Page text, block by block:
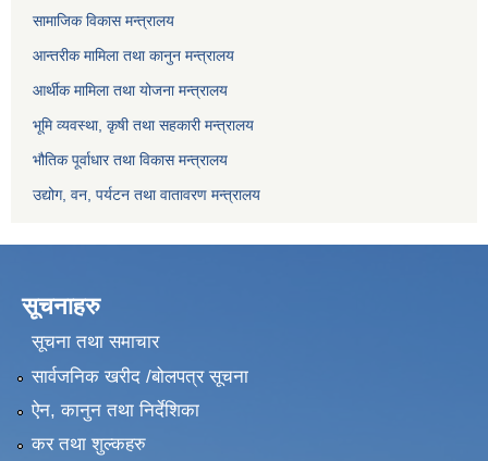
सामाजिक विकास मन्त्रालय
आन्तरीक मामिला तथा कानुन मन्त्रालय
आर्थीक मामिला तथा योजना मन्त्रालय
भूमि व्यवस्था, कृषी तथा सहकारी मन्त्रालय
भौतिक पूर्वाधार तथा विकास मन्त्रालय
उद्योग, वन, पर्यटन तथा वातावरण मन्त्रालय
सूचनाहरु
सूचना तथा समाचार
सार्वजनिक खरीद /बोलपत्र सूचना
ऐन, कानुन तथा निर्देशिका
कर तथा शुल्कहरु